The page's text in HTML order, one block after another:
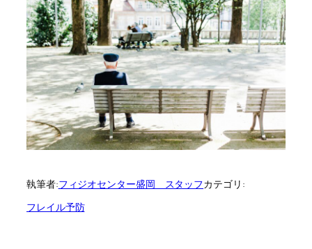
執筆者:フィジオセンター盛岡 スタッフカテゴリ:
フレイル予防